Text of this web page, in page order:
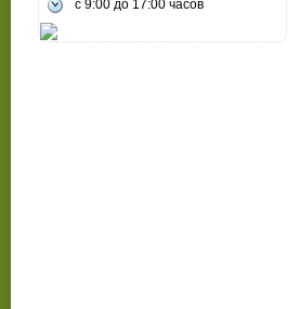
c 9:00 до 17:00 часов